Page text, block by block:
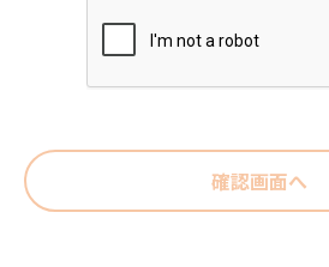
確認画面へ